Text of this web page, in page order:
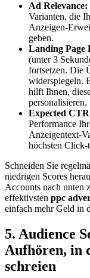
Ad Relevance:
Varianten, die
Anzeigen-
geben.
Landing Page
(unter 3
fortsetzen. Die
widerspiegeln.
hilft Ihnen,
personalisieren.
Expected
Performance
Anzeigentext-
höchsten Click-
Schneiden Sie
niedrigen Scores
Accounts nach unten
effektivsten ppc
einfach mehr Geld in
5. Audience
Aufhören, in
schreien